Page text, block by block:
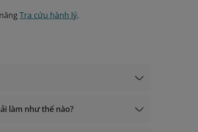
Tra cứu hành lý.
làm như thế nào?